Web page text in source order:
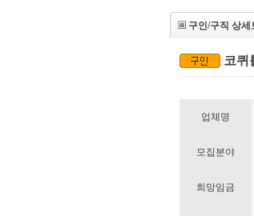
구인/구직 상세
코퀴
업체명
모집분야
희망임금